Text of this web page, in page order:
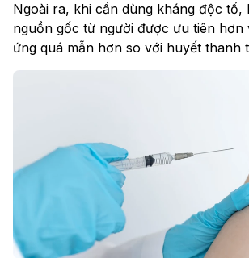
Ngoài ra, khi cần dùng kháng độc tố,
nguồn gốc từ người được ưu tiên hơn
ứng quá mẫn hơn so với huyết thanh